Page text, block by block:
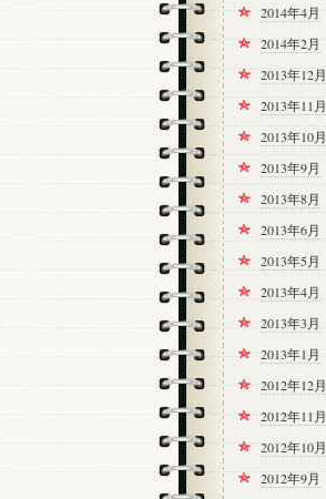
2014年4月
2014年2月
2013年12月
2013年11月
2013年10月
2013年9月
2013年8月
2013年6月
2013年5月
2013年4月
2013年3月
2013年1月
2012年12月
2012年11月
2012年10月
2012年9月